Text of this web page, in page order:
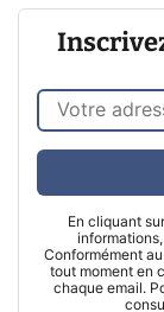
En cliquant
Conformément
tout moment en
chaque email.